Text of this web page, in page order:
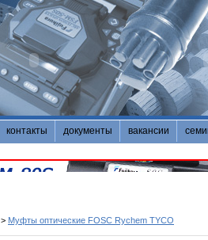
контакты документы вакансии
> Муфты оптические FOSC Rychem TYCO